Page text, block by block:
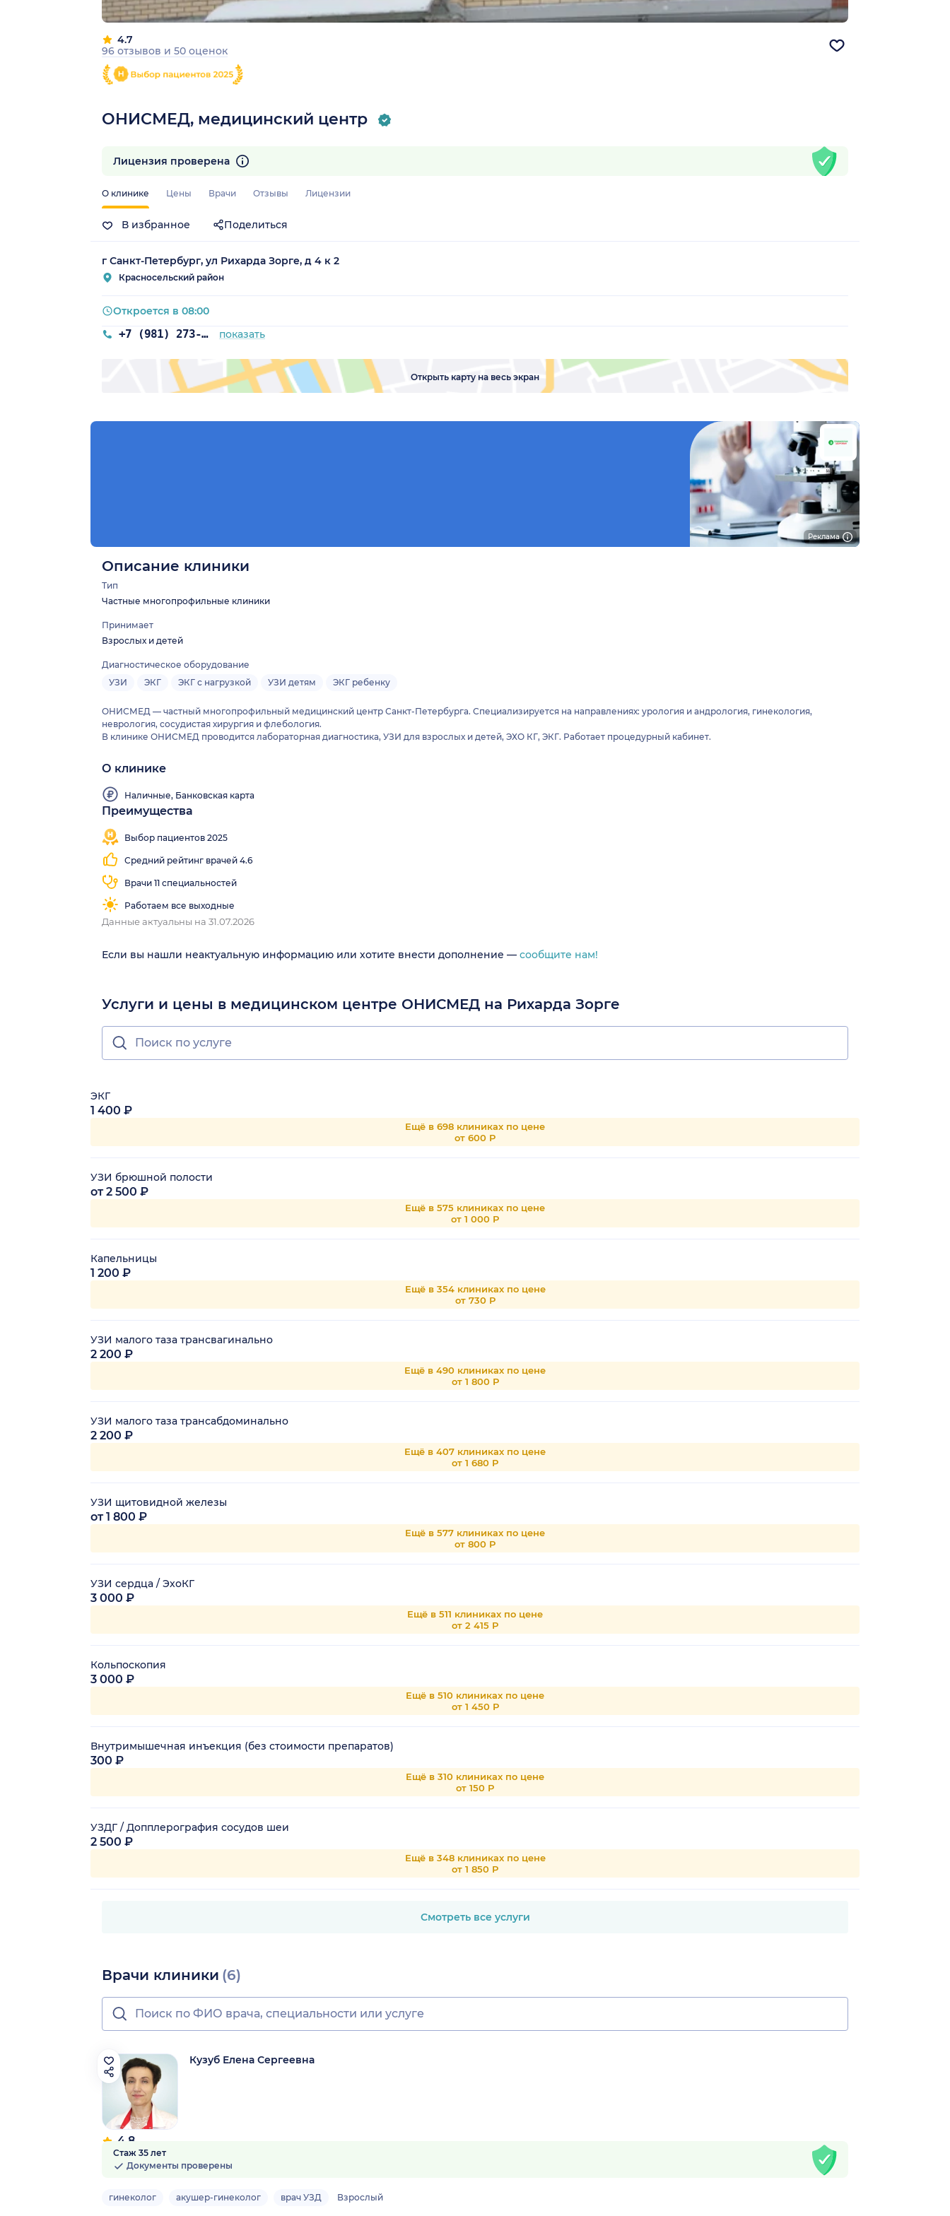
Реклама
ОНИСМЕД, медицинский центр
4.7
96 отзывов и 50 оценок
О клинике Цены Врачи Отзывы Лицензии
В избранное Поделиться
Лицензия проверена
г Санкт-Петербург, ул Рихарда Зорге, д 4 к 2
Красносельский район
+7 (981) 273-15-00 показать
Откроется в 08:00
Открыть карту на весь экран
Описание клиники
Тип
Частные многопрофильные клиники
Принимает
Взрослых и детей
Диагностическое оборудование
УЗИ
ЭКГ ЭКГ с нагрузкой УЗИ детям ЭКГ ребенку
ОНИСМЕД — частный многопрофильный медицинский центр Санкт-Петербурга. Специализируется на направлениях: урология и андрология, гинекология,
неврология, сосудистая хирургия и флебология.
В клинике ОНИСМЕД проводится лабораторная диагностика, УЗИ для взрослых и детей, ЭХО КГ, ЭКГ. Работает процедурный кабинет.
О клинике
Наличные, Банковская карта
Преимущества
Выбор пациентов 2025
Средний рейтинг врачей 4.6
Врачи 11 специальностей
Работаем все выходные
Данные актуальны на 31.07.2026
Если вы нашли неактуальную информацию или хотите внести дополнение — сообщите нам!
Услуги и цены в медицинском центре ОНИСМЕД на Рихарда Зорге
ЭКГ
1 400 ₽
Ещё в 698 клиниках по цене
от 600 Р
УЗИ брюшной полости
от 2 500 ₽
Ещё в 575 клиниках по цене
от 1 000 Р
Капельницы
1 200 ₽
Ещё в 354 клиниках по цене
от 730 Р
УЗИ малого таза трансвагинально
2 200 ₽
Ещё в 490 клиниках по цене
от 1 800 Р
УЗИ малого таза трансабдоминально
2 200 ₽
Ещё в 407 клиниках по цене
от 1 680 Р
УЗИ щитовидной железы
от 1 800 ₽
Ещё в 577 клиниках по цене
от 800 Р
УЗИ сердца / ЭхоКГ
3 000 ₽
Ещё в 511 клиниках по цене
от 2 415 Р
Кольпоскопия
3 000 ₽
Ещё в 510 клиниках по цене
от 1 450 Р
Внутримышечная инъекция (без стоимости препаратов)
300 ₽
Ещё в 310 клиниках по цене
от 150 Р
УЗДГ / Допплерография сосудов шеи
2 500 ₽
Ещё в 348 клиниках по цене
от 1 850 Р
Смотреть все услуги
Врачи клиники (6)
4.8
144 отзыва
Кузуб Елена Сергеевна
Стаж 35 лет
Документы проверены
гинеколог акушер-гинеколог врач УЗД Взрослый